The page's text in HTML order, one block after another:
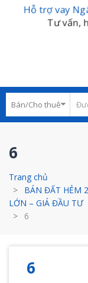
Hỗ trợ vay
Tư vấn,
6
Trang chủ
BÁN ĐẤT HẺM
LỚN – GIÁ ĐẦU TƯ
6
6